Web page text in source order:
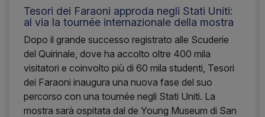
Tesori dei Faraoni approda negli Stati Uniti:
al via la tournée internazionale della mostra
Dopo il grande successo registrato alle Scuderie
del Quirinale, dove ha accolto oltre 400 mila
visitatori e coinvolto più di 60 mila studenti, Tesori
dei Faraoni inaugura una nuova fase del suo
percorso con una tournée negli Stati Uniti. La
mostra sarà ospitata dal de Young Museum di San